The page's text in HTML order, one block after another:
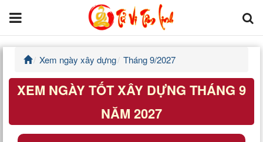
Trang chủ
Tử Vi Đẩu Số
Tử Vi 12 Con Giáp
Xem ngày xây dựng Tháng 9/2027
XEM NGÀY TỐT XÂY DỰNG THÁNG 9
NĂM 2027